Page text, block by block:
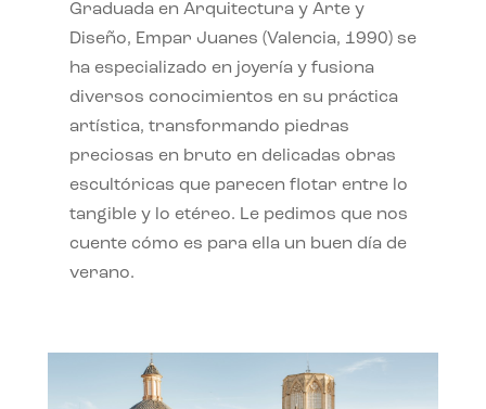
Graduada en Arquitectura y Arte y
Diseño, Empar Juanes (Valencia, 1990) se
ha especializado en joyería y fusiona
diversos conocimientos en su práctica
artística, transformando piedras
preciosas en bruto en delicadas obras
escultóricas que parecen flotar entre lo
tangible y lo etéreo. Le pedimos que nos
cuente cómo es para ella un buen día de
verano.